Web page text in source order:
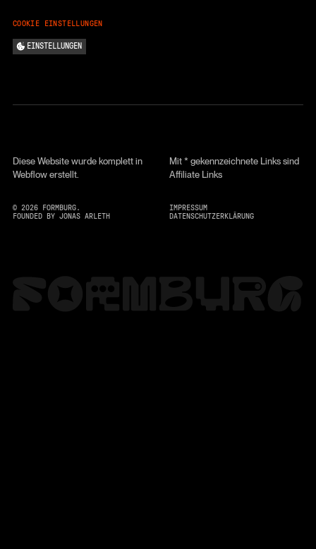
COOKIE EINSTELLUNGEN
EINSTELLUNGEN
Diese Website wurde komplett in
Webflow erstellt.
Mit * gekennzeichnete Links sind
Affiliate Links
© 2026FORMBURG.
FOUNDED BY JONAS ARLETH
IMPRESSUM
DATENSCHUTZERKLÄRUNG